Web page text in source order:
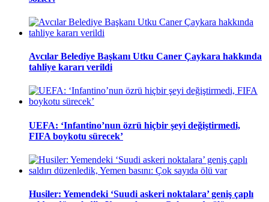
Avcılar Belediye Başkanı Utku Caner Çaykara hakkında
tahliye kararı verildi
UEFA: ‘Infantino’nun özrü hiçbir şeyi değiştirmedi,
FIFA boykotu sürecek’
Husiler: Yemendeki ‘Suudi askeri noktalara’ geniş çaplı